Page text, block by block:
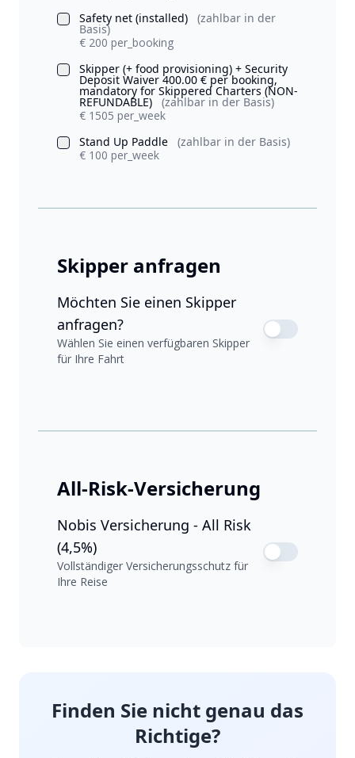
Safety net (installed)
(zahlbar in der
Basis)
€ 200 per_booking
Skipper (+ food provisioning) + Security
Deposit Waiver 400.00 € per booking,
mandatory for Skippered Charters (NON-
REFUNDABLE)
(zahlbar in der Basis)
€ 1505 per_week
Stand Up Paddle
(zahlbar in der Basis)
€ 100 per_week
Skipper anfragen
Möchten Sie einen Skipper
anfragen?
Wählen Sie einen verfügbaren Skipper
für Ihre Fahrt
All-Risk-Versicherung
Nobis Versicherung - All Risk
(4,5%)
Vollständiger Versicherungsschutz für
Ihre Reise
Finden Sie nicht genau das
Richtige?